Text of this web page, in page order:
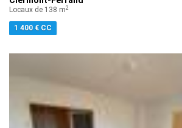
Locaux de 138 m2
1 400 € CC